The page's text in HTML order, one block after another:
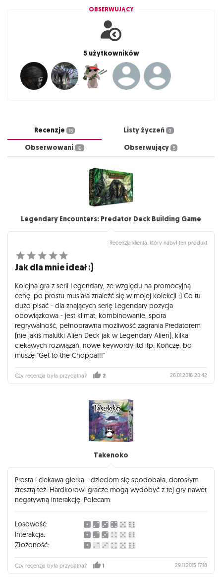
OBSERWUJĄCY
5 użytkowników
Recenzje 15 Listy życzeń 0
Obserwowani 10 Obserwujący 5
Legendary Encounters: Predator Deck Building Game
Recenzja klienta, który nabył ten produkt
Jak dla mnie ideał :)
Kolejna gra z serii Legendary, ze względu na promocyjną
cenę, po prostu musiała znaleźć się w mojej kolekcji ;) Co tu
dużo pisać - dla znających serię Legendary pozycja
obowiązkowa - jest klimat, kombinowanie, spora
regrywalność, pełnoprawna możliwość zagrania Predatorem
(nie jakiś malutki Alien Deck jak w Legendary Alien), kilka
ciekawych rozwiązań, nowe keywordy itd itp. Kończę, bo
muszę "Get to the Choppa!!!"
Czy recenzja była przydatna? 2 26.01.2016 20:42
Takenoko
Prosta i ciekawa gierka - dzieciom się spodobała, dorosłym
zresztą też. Hardkorowi gracze mogą wydobyć z tej gry nawet
negatywną interakcję. Polecam.
Losowość:
Interakcja:
Złożoność:
Czy recenzja była przydatna? 1 29.11.2015 17:18